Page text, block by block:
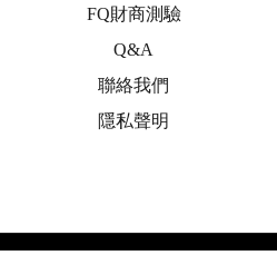
FQ財商測驗
Q&A
聯絡我們
隱私聲明